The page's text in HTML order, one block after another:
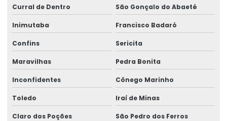
Curral de Dentro São Gonçalo do Abaeté
Inimutaba Francisco Badaró
Confins Sericita
Maravilhas Pedra Bonita
Inconfidentes Cônego Marinho
Toledo Iraí de Minas
Claro dos Poções São Pedro dos Ferros